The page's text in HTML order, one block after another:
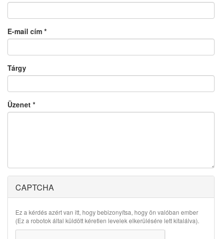
E-mail cím *
Tárgy
Üzenet *
CAPTCHA
Ez a kérdés azért van itt, hogy bebizonyítsa, hogy ön valóban ember
(Ez a robotok által küldött kéretlen levelek elkerülésére lett kitalálva).